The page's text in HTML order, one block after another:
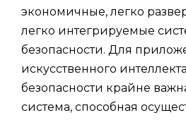
экономичные, легко
легко интегрируемые
безопасности. Для
искусственного
безопасности крайне
система, способная